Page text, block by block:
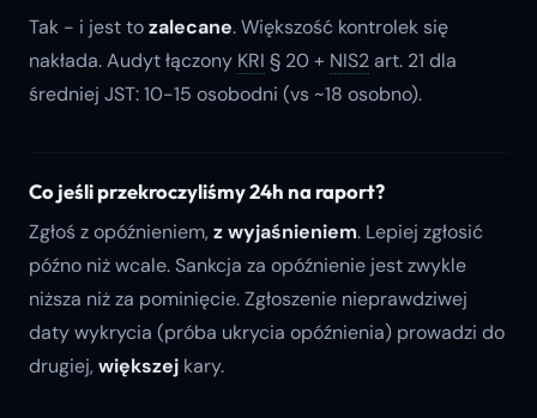
Tak - i jest tozalecane. Większość kontrolek się
nakłada. Audyt łączony KRI § 20 + NIS2art. 21 dla
średniej JST: 10-15 osobodni (vs ~18 osobno).
Co jeśli przekroczyliśmy 24h na raport?
Zgłoś z opóźnieniem,z wyjaśnieniem. Lepiej zgłosić
późno niż wcale. Sankcja za opóźnienie jest zwykle
niższa niż za pominięcie. Zgłoszenie nieprawdziwej
daty wykrycia (próba ukrycia opóźnienia) prowadzi do
drugiej,większej kary.